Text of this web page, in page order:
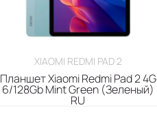
XIAOMI REDMI PAD 2
Планшет Xiaomi Redmi Pad 2 4G
6/128Gb Mint Green (Зеленый)
RU